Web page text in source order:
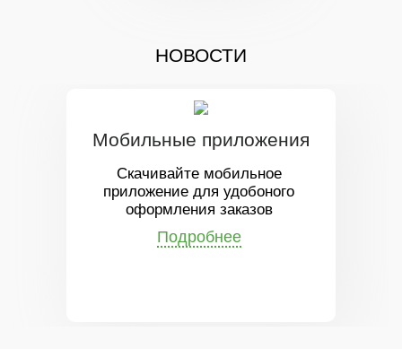
НОВОСТИ
Мобильные приложения
Скачивайте мобильное
приложение для удобоного
оформления заказов
Подробнее